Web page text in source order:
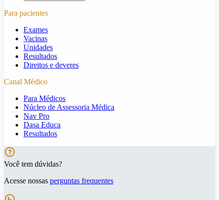
Para pacientes
Exames
Vacinas
Unidades
Resultados
Direitos e deveres
Canal Médico
Para Médicos
Núcleo de Assessoria Médica
Nav Pro
Dasa Educa
Resultados
Você tem dúvidas?
Acesse nossas perguntas frequentes